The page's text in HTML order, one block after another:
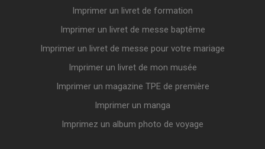
Imprimer un livret de formation
Imprimer un livret de messe baptême
Imprimer un livret de messe pour votre mariage
Imprimer un livret de mon musée
Imprimer un magazine TPE de première
Imprimer un manga
Imprimez un album photo de voyage